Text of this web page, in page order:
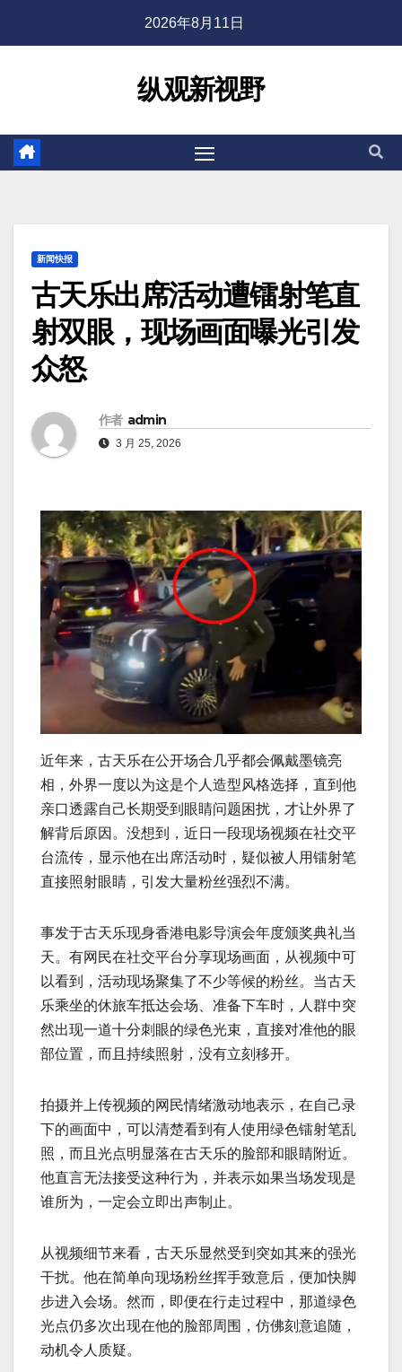
2026年8月11日
纵观新视野
新闻快报
古天乐出席活动遭镭射笔直
射双眼，现场画面曝光引发
众怒
作者 admin
3 月 25, 2026
近年来，古天乐在公开场合几乎都会佩戴墨镜亮
相，外界一度以为这是个人造型风格选择，直到他
亲口透露自己长期受到眼睛问题困扰，才让外界了
解背后原因。没想到，近日一段现场视频在社交平
台流传，显示他在出席活动时，疑似被人用镭射笔
直接照射眼睛，引发大量粉丝强烈不满。
事发于古天乐现身香港电影导演会年度颁奖典礼当
天。有网民在社交平台分享现场画面，从视频中可
以看到，活动现场聚集了不少等候的粉丝。当古天
乐乘坐的休旅车抵达会场、准备下车时，人群中突
然出现一道十分刺眼的绿色光束，直接对准他的眼
部位置，而且持续照射，没有立刻移开。
拍摄并上传视频的网民情绪激动地表示，在自己录
下的画面中，可以清楚看到有人使用绿色镭射笔乱
照，而且光点明显落在古天乐的脸部和眼睛附近。
他直言无法接受这种行为，并表示如果当场发现是
谁所为，一定会立即出声制止。
从视频细节来看，古天乐显然受到突如其来的强光
干扰。他在简单向现场粉丝挥手致意后，便加快脚
步进入会场。然而，即便在行走过程中，那道绿色
光点仍多次出现在他的脸部周围，仿佛刻意追随，
动机令人质疑。